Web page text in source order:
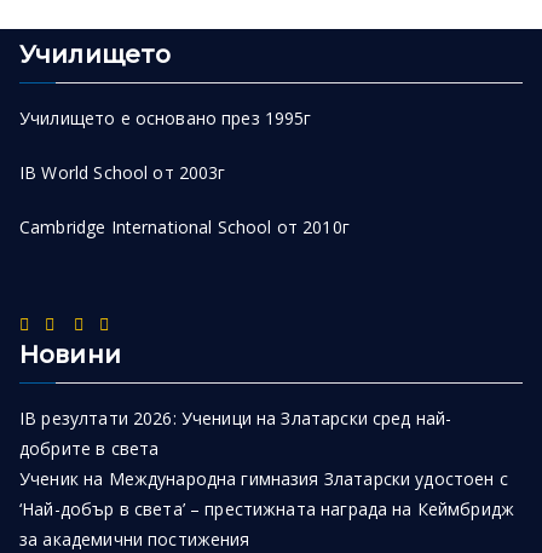
Училището
Училището е основано през 1995г
IB World School от 2003г
Cambridge International School от 2010г
Новини
IB резултати 2026: Ученици на Златарски сред най-
добрите в света
Ученик на Международна гимназия Златарски удостоен с
‘Най-добър в света’ – престижната награда на Кеймбридж
за академични постижения